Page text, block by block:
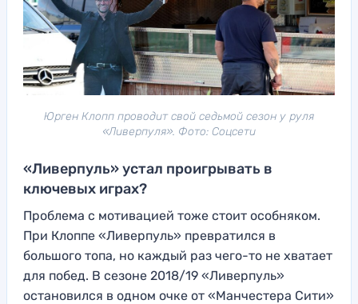
Юрген Клопп проводит свой седьмой сезон у руля
«Ливерпуля». Фото: Соцсети
«Ливерпуль» устал проигрывать в
ключевых играх?
Проблема с мотивацией тоже стоит особняком.
При Клоппе «Ливерпуль» превратился в
большого топа, но каждый раз чего-то не хватает
для побед. В сезоне 2018/19 «Ливерпуль»
остановился в одном очке от «Манчестера Сити»